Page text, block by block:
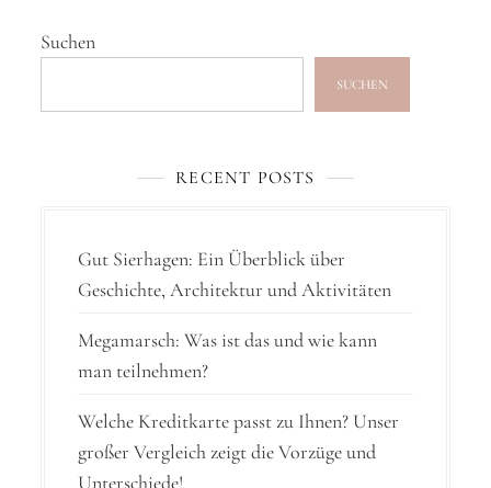
n
a
t
o
Suchen
SUCHEN
RECENT POSTS
Gut Sierhagen: Ein Überblick über
Geschichte, Architektur und Aktivitäten
Megamarsch: Was ist das und wie kann
man teilnehmen?
Welche Kreditkarte passt zu Ihnen? Unser
großer Vergleich zeigt die Vorzüge und
Unterschiede!